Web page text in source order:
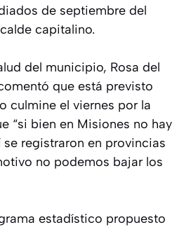
de septiembre del
capitalino.
del municipio, Rosa del
que está previsto
culmine el viernes por la
“si bien en Misiones no hay
registraron en provincias
no podemos bajar los
estadístico propuesto